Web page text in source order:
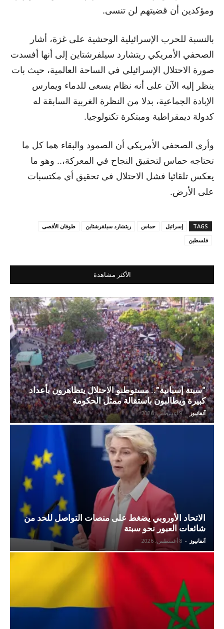
ومؤكدين أن قضيتهم لن تنسى.
بالنسبة للحرب الإسرائيلية الوحشية على غزة، أشار
الصحفي الأمريكي ريتشارد سيلفرشتاين إلى أنها أفسدت
صورة الاحتلال الإسرائيلي في الساحة العالمية، حيث بات
ينظر إليه الآن على أنه نظام يسعى للدماء ويمارس
الإبادة الجماعية، بدلا من النظرة الغربية السابقة له
كدولة ديمقراطية ومبتكرة تكنولوجيا.
وأرى الصحفي الأمريكي أن الصمود والبقاء هما كل ما
تحتاجه حماس لتحقيق النجاح في المعركة،.. وهو ما
يعكس تلقائيا فشل الاحتلال في تحقيق أي مكتسبات
على الأرض.
TAGS إسرائيل حماس ريتشارد سيلفرشتاين
طوفان الأقصى
فلسطين
الأكثر مشاهدة
“سبتة إسبانية”.. مستوطنو الاحتلال يتظاهرون بأعداد
كبيرة ويطالبون باستقالة ممثل الحكومة
آنفانيوز - 9 أغسطس، 2026
الاتحاد الأوروبي يضغط على منصات التواصل للحد من
شائعات العبور نحو سبتة
آنفانيوز - 8 أغسطس، 2026